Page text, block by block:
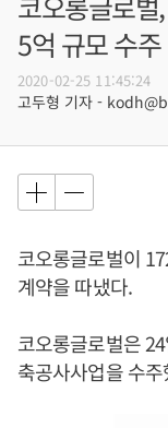
5억 규모 수주
2020-02-25 11:45:24
고두형 기자 -
코오롱글로벌이
계약을 따냈다.
코오롱글로벌은
축공사사업을 수